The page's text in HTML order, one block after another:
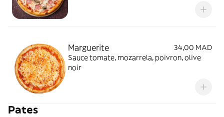
Marguerite
34,00 MAD
Sauce tomate, mozarrela, poivron, olive
noir
Pates